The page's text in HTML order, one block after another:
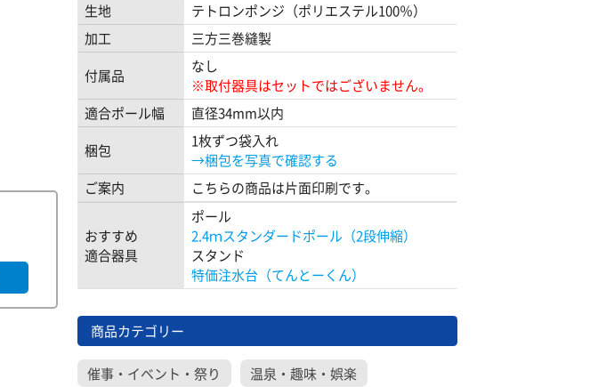
生地
テトロンポンジ（ポリエステル100％）
加工
三方三巻縫製
付属品
なし
※取付器具はセットではございません。
適合ポール幅
直径34mm以内
梱包
1枚ずつ袋入れ
→梱包を写真で確認する
ご案内
こちらの商品は片面印刷です。
おすすめ
適合器具
ポール
2.4ｍスタンダードポール（2段伸縮）
スタンド
特価注水台（てんとーくん）
商品カテゴリー
催事・イベント・祭り 温泉・趣味・娯楽